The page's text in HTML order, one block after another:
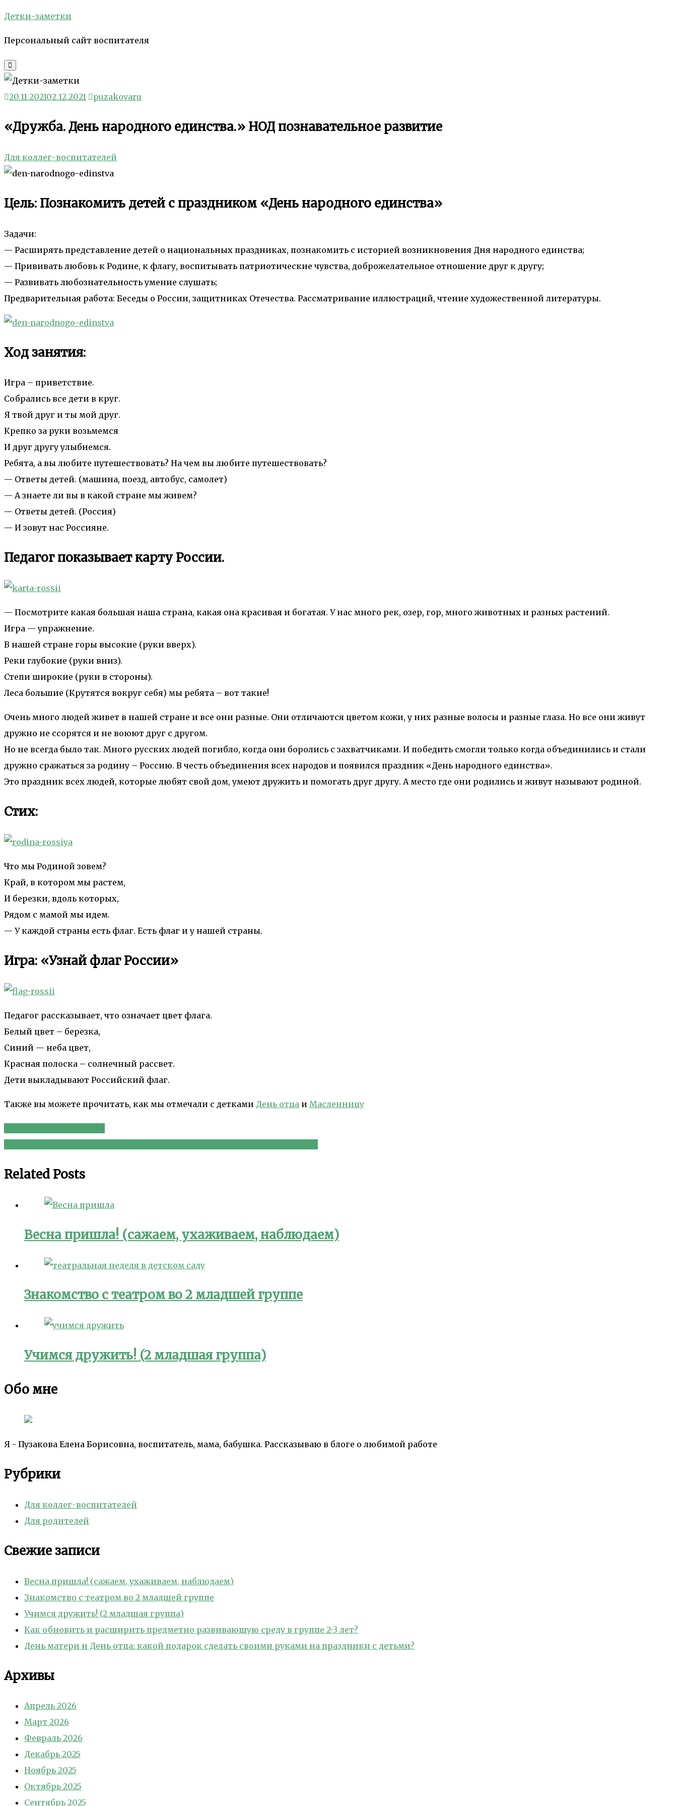
Skip
content
Детки-заметки
Персональный сайт воспитателя
20.11.202102.12.2021 puzakovaru
«Дружба. День народного единства.» НОД познавательное развитие
Для коллег-воспитателей
Цель: Познакомить детей с праздником «День народного единства»
Задачи:
— Расширять представление детей о национальных праздниках, познакомить с историей возникновения Дня народного единства;
— Прививать любовь к Родине, к флагу, воспитывать патриотические чувства, доброжелательное отношение друг к другу;
— Развивать любознательность умение слушать;
Предварительная работа: Беседы о России, защитниках Отечества. Рассматривание иллюстраций, чтение художественной литературы.
Ход занятия:
Игра – приветствие.
Собрались все дети в круг.
Я твой друг и ты мой друг.
Крепко за руки возьмемся
И друг другу улыбнемся.
Ребята, а вы любите путешествовать? На чем вы любите путешествовать?
— Ответы детей. (машина, поезд, автобус, самолет)
— А знаете ли вы в какой стране мы живем?
— Ответы детей. (Россия)
— И зовут нас Россияне.
Педагог показывает карту России.
— Посмотрите какая большая наша страна, какая она красивая и богатая. У нас много рек, озер, гор, много животных и разных растений.
Игра — упражнение.
В нашей стране горы высокие (руки вверх).
Реки глубокие (руки вниз).
Степи широкие (руки в стороны).
Леса большие (Крутятся вокруг себя) мы ребята – вот такие!
Очень много людей живет в нашей стране и все они разные. Они отличаются цветом кожи, у них разные волосы и разные глаза. Но все они живут
дружно не ссорятся и не воюют друг с другом.
Но не всегда было так. Много русских людей погибло, когда они боролись с захватчиками. И победить смогли только когда объединились и стали
дружно сражаться за родину – Россию. В честь объединения всех народов и появился праздник «День народного единства».
Это праздник всех людей, которые любят свой дом, умеют дружить и помогать друг другу. А место где они родились и живут называют родиной.
Стих:
Что мы Родиной зовем?
Край, в котором мы растем,
И березки, вдоль которых,
Рядом с мамой мы идем.
— У каждой страны есть флаг. Есть флаг и у нашей страны.
Игра: «Узнай флаг России»
Педагог рассказывает, что означает цвет флага.
Белый цвет – березка,
Синий — неба цвет,
Красная полоска – солнечный рассвет.
Дети выкладывают Российский флаг.
Также вы можете прочитать, как мы отмечали с детками День отца и Масленницу
Навигация
записям
Related Posts
Весна пришла! (сажаем, ухаживаем, наблюдаем)
Знакомство с театром во 2 младшей группе
Учимся дружить! (2 младшая группа)
Обо мне
Я - Пузакова Елена Борисовна, воспитатель, мама, бабушка. Рассказываю в блоге о любимой работе
Рубрики
Для коллег-воспитателей
Для родителей
Свежие записи
Весна пришла! (сажаем, ухаживаем, наблюдаем)
Знакомство с театром во 2 младшей группе
Учимся дружить! (2 младшая группа)
Как обновить и расширить предметно развивающую среду в группе 2-3 лет?
День матери и День отца: какой подарок сделать своими руками на праздники с детьми?
Архивы
Апрель 2026
Март 2026
Февраль 2026
Декабрь 2025
Ноябрь 2025
Октябрь 2025
Сентябрь 2025